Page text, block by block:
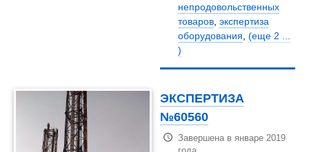
непродовольственных
товаров,экспертиза
оборудования,(еще 2 ...
)
ЭКСПЕРТИЗА
№60560
Завершена в январе 2019